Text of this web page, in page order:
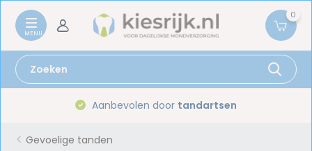
0
Aanbevolen door tandartsen
Gevoelige tanden